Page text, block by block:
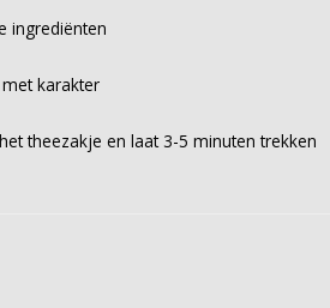
ingrediënten
karakter
theezakje en laat 3-5 minuten trekken